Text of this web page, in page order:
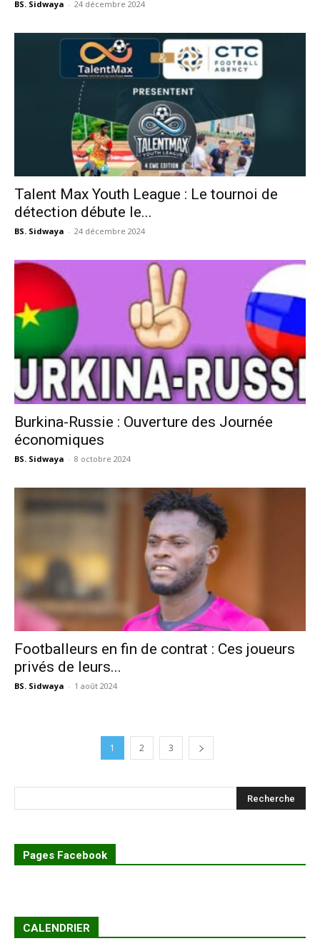
BS. Sidwaya - 24 décembre 2024
Talent Max Youth League : Le tournoi de
détection débute le...
BS. Sidwaya - 24 décembre 2024
Burkina-Russie : Ouverture des Journée
économiques
BS. Sidwaya - 8 octobre 2024
Footballeurs en fin de contrat : Ces joueurs
privés de leurs...
BS. Sidwaya - 1 août 2024
1 2 3
Pages Facebook
CALENDRIER